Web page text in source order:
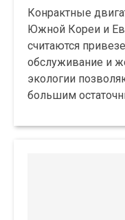
Конрактные
Южной Кореи и
считаются
обслуживание и
экологии
большим